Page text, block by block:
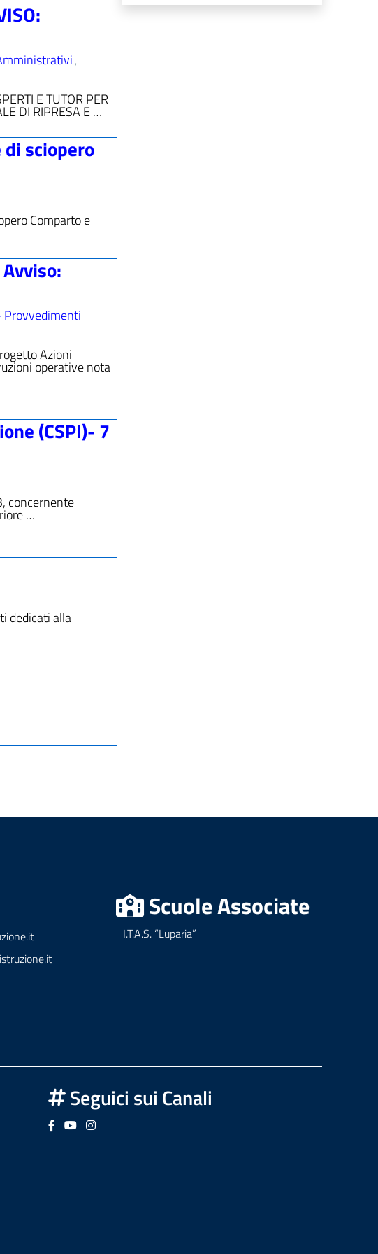
,
E TUTOR PER
DI RIPRESA E …
di sciopero
Comparto e
Provvedimenti
Azioni
operative nota
(CSPI)- 7
concernente
…
dedicati alla
Scuole Associate
I.T.A.S. “Luparia”
Seguici sui Canali
Seguici su Facebook
Seguici su YouTube
Seguici su Instagram